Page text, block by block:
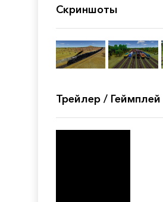
Скриншоты
Трейлер / Геймплей